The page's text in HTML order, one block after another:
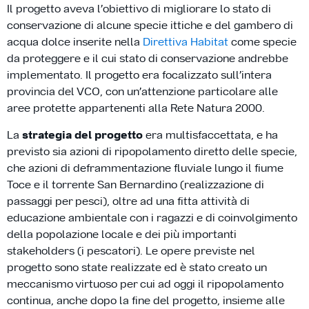
Il progetto aveva l’obiettivo di migliorare lo stato di
conservazione di alcune specie ittiche e del gambero di
acqua dolce inserite nella Direttiva Habitatcome specie
da proteggere e il cui stato di conservazione andrebbe
implementato. Il progetto era focalizzato sull’intera
provincia del VCO, con un’attenzione particolare alle
aree protette appartenenti alla Rete Natura 2000.
La strategia del progettoera multisfaccettata, e ha
previsto sia azioni di ripopolamento diretto delle specie,
che azioni di deframmentazione fluviale lungo il fiume
Toce e il torrente San Bernardino (realizzazione di
passaggi per pesci), oltre ad una fitta attività di
educazione ambientale con i ragazzi e di coinvolgimento
della popolazione locale e dei più importanti
stakeholders (i pescatori). Le opere previste nel
progetto sono state realizzate ed è stato creato un
meccanismo virtuoso per cui ad oggi il ripopolamento
continua, anche dopo la fine del progetto, insieme alle